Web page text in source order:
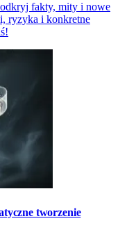
fakty, mity i nowe
ryzyka i konkretne
tworzenie